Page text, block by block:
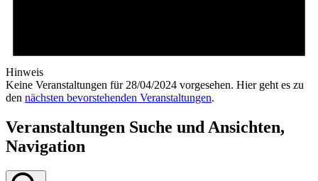
Hinweis
Keine Veranstaltungen für 28/04/2024 vorgesehen. Hier geht es zu
den nächsten bevorstehenden Veranstaltungen.
Veranstaltungen Suche und Ansichten,
Navigation